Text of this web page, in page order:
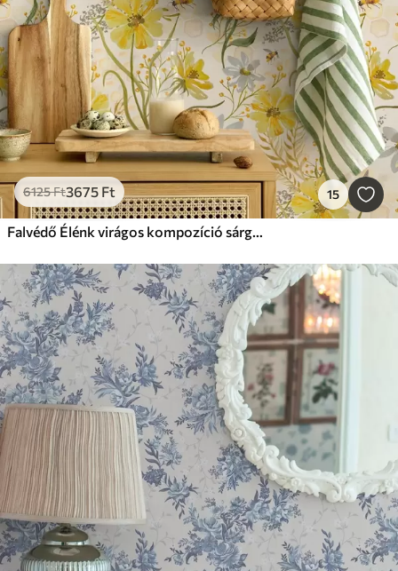
6125Ft3675 Ft 15
Falvédő Élénk virágos kompozíció sárga színben